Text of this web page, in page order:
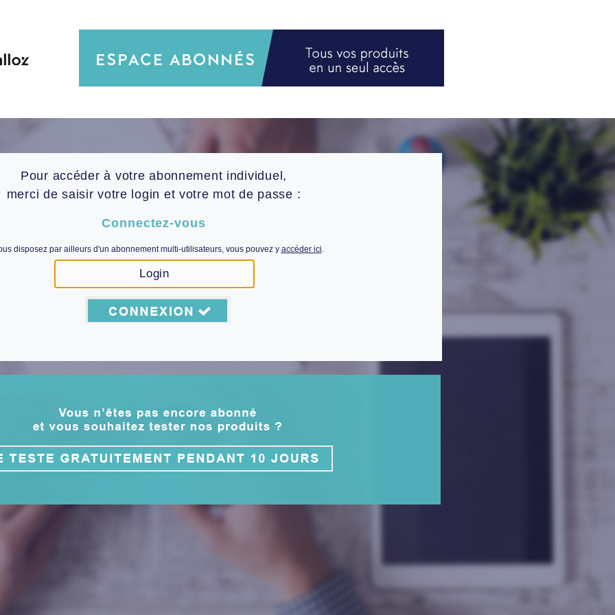
Pour accéder à votre abonnement individuel,
merci de saisir votre login et votre mot de passe :
Connectez-vous
disposez par ailleurs d'un abonnement multi-utilisateurs, vous pouvez y accéder ici.